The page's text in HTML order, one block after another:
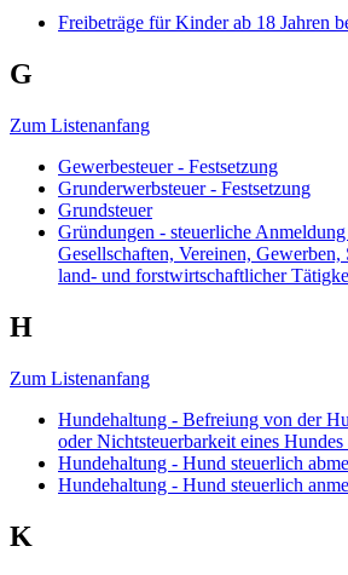
Freibeträge für Kinder ab 18 Jahren
G
Zum Listenanfang
Gewerbesteuer - Festsetzung
Grunderwerbsteuer - Festsetzung
Grundsteuer
Gründungen - steuerliche
Gesellschaften, Vereinen,
land- und forstwirtschaftlicher
H
Zum Listenanfang
Hundehaltung - Befreiung von der
oder Nichtsteuerbarkeit eines Hundes
Hundehaltung - Hund steuerlich
Hundehaltung - Hund steuerlich
K